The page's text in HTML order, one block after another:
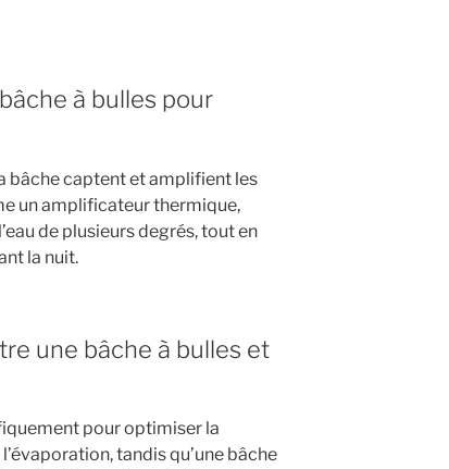
à bulles pour
bâche captent et amplifient les
un amplificateur thermique,
de plusieurs degrés, tout en
la nuit.
une bâche à bulles et
pour optimiser la
tandis qu’une bâche